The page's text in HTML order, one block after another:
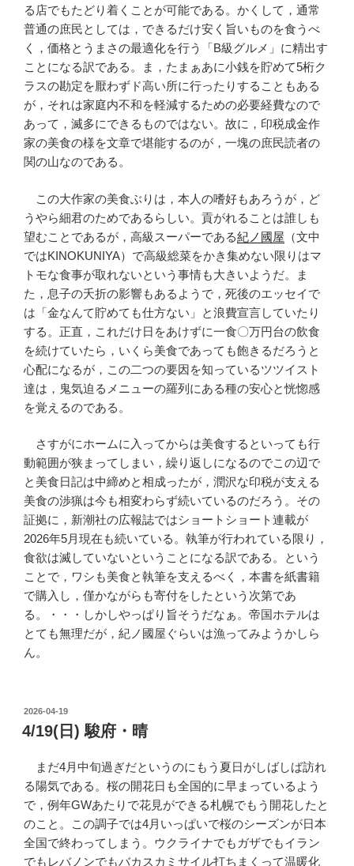
る店でもたどり着くことが可能である。かくして，通常
普通の庶民としては，できるだけ安く旨いものを食うべ
く，価格とうまさの最適化を行う「B級グルメ」に精出す
ことになる訳である。ま，たまぁあに小銭を貯めて5桁ク
ラスの勘定を厭わずド高い所に行ったりすることもある
が，それは家庭内不和を軽減するための必要経費なので
あって，滅多にできるものではない。故に，印税成金作
家の美食の様を文章で堪能するのが，一塊の庶民読者の
関の山なのである。
この大作家の美食ぶりは，本人の嗜好もあろうが，ど
うやら細君のためであるらしい。貢がれることは誰しも
望むことであるが，高級スーパーである紀ノ國屋 （文中
ではKINOKUNIYA）で高級総菜をかき集めない限りはマ
トモな食事が取れないという事情も大きいようだ。ま
た，息子の夭折の影響もあるようで，死後のエッセイで
は「金なんて貯めても仕方ない」と浪費宣言していたり
する。正直，これだけ日をあけずに一食〇万円台の飲食
を続けていたら，いくら美食であっても飽きるだろうと
心配になるが，この二つの要因を知っているツツイスト
達は，鬼気迫るメニューの羅列にある種の安心と恍惚感
を覚えるのである。
さすがにホームに入ってからは美食するといっても行
動範囲が狭まってしまい，繰り返しになるのでこの辺で
と美食日記は中締めと相成ったが，潤沢な印税が支える
美食の渉猟は今も相変わらず続いているのだろう。その
証拠に，新潮社の広報誌ではショートショート連載が
2026年5月現在も続いている。執筆が行われている限り，
食欲は滅していないということになる訳である。という
ことで，ワシも美食と執筆を支えるべく，本書を紙書籍
で購入し，僅かながらも寄付をしたという次第であ
る。・・・しかしやっぱり旨そうだなぁ。帝国ホテルは
とても無理だが，紀ノ國屋ぐらいは漁ってみようかしら
ん。
POSTED
ON
2026-04-19
4/19(日) 駿府・晴
まだ4月中旬過ぎだというのにもう夏日がしばしば訪れ
る陽気である。桜の開花日も全国的に早まっているよう
で，例年GWあたりで花見ができる札幌でもう開花したと
のこと。この調子では4月いっぱいで桜のシーズンが日本
全国で終わってしまう。ウクライナでもガザでもイラン
でもレバノンでもバカスカミサイル打ちまくって温暖化